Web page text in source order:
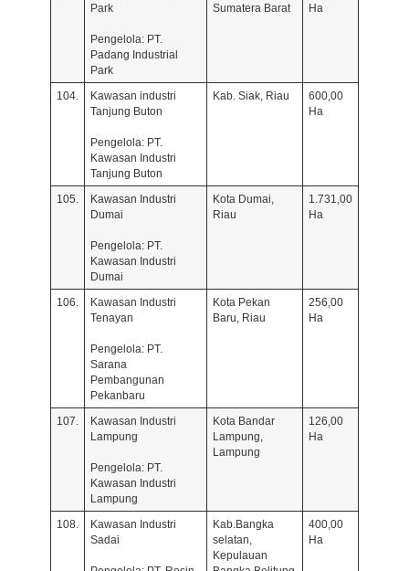
Park
Pengelola: PT.
Padang Industrial
Park
Sumatera Barat
Ha
104.
Kawasan industri
Tanjung Buton
Pengelola: PT.
Kawasan Industri
Tanjung Buton
Kab. Siak, Riau
600,00
Ha
105.
Kawasan Industri
Dumai
Pengelola: PT.
Kawasan Industri
Dumai
Kota Dumai,
Riau
1.731,00
Ha
106.
Kawasan Industri
Tenayan
Pengelola: PT.
Sarana
Pembangunan
Pekanbaru
Kota Pekan
Baru, Riau
256,00
Ha
107.
Kawasan Industri
Lampung
Pengelola: PT.
Kawasan Industri
Lampung
Kota Bandar
Lampung,
Lampung
126,00
Ha
108.
Kawasan Industri
Sadai
Kab.Bangka
selatan,
Kepulauan
400,00
Ha